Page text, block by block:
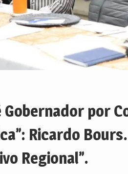
Gobernador por
Ricardo
Regional”.